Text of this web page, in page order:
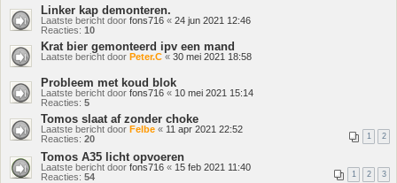
Linker kap demonteren.
Laatste bericht door fons716 « 24 jun 2021 12:46
Reacties: 10
Krat bier gemonteerd ipv een mand
Laatste bericht door Peter.C « 30 mei 2021 18:58
Probleem met koud blok
Laatste bericht door fons716 « 10 mei 2021 15:14
Reacties: 5
Tomos slaat af zonder choke
Laatste bericht door Felbe « 11 apr 2021 22:52
Reacties: 20 1 2
Tomos A35 licht opvoeren
Laatste bericht door fons716 « 15 feb 2021 11:40
Reacties: 54 1 2 3